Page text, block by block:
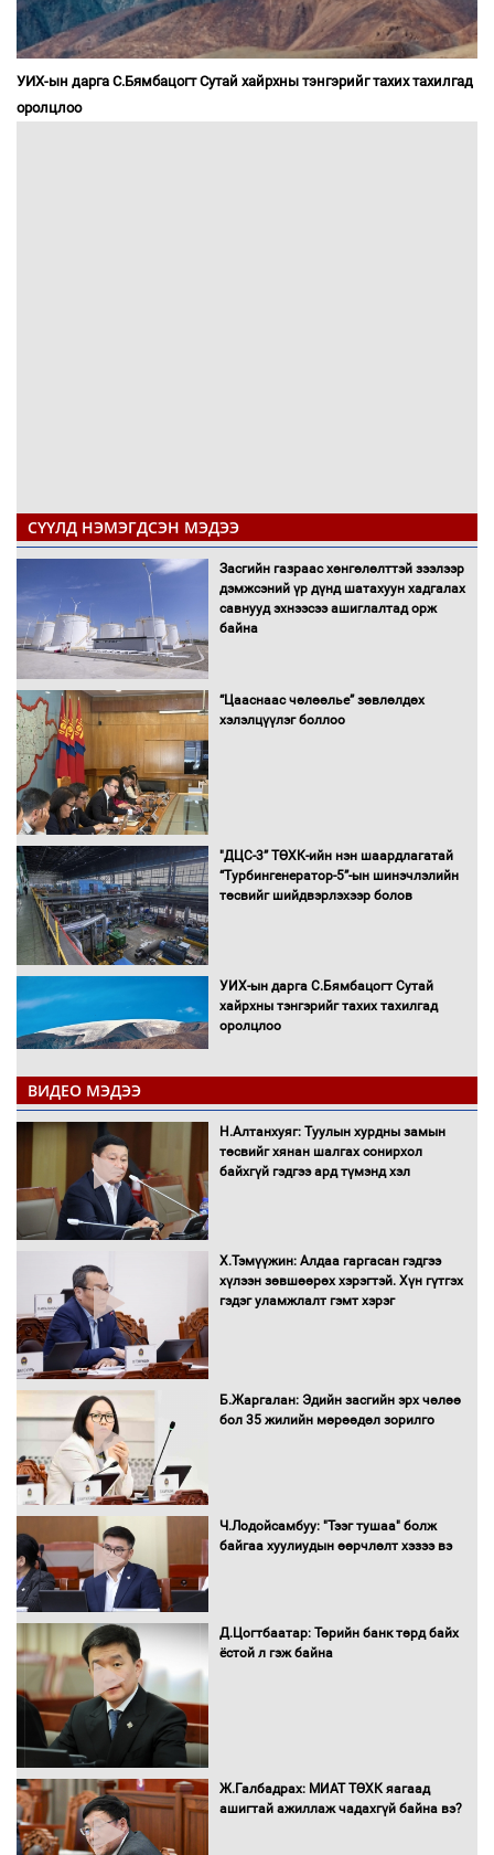
УИХ-ын дарга С.Бямбацогт Сутай хайрхны тэнгэрийг тахих тахилгад
оролцлоо
СҮҮЛД НЭМЭГДСЭН МЭДЭЭ
Засгийн газраас хөнгөлөлттэй зээлээр
дэмжсэний үр дүнд шатахуун хадгалах
савнууд эхнээсээ ашиглалтад орж
байна
“Цааснаас чөлөөлье” зөвлөлдөх
хэлэлцүүлэг боллоо
"ДЦС-3” ТӨХК-ийн нэн шаардлагатай
“Турбингенератор-5”-ын шинэчлэлийн
төсвийг шийдвэрлэхээр болов
УИХ-ын дарга С.Бямбацогт Сутай
хайрхны тэнгэрийг тахих тахилгад
оролцлоо
С.Амарсайхан: Иргэдийг хохироосон
ААН-ийн нуугтмал хөрөнгийг
битүүмжлэнэ
Н.Номтойбаяр: Аймгуудад тулгамдаж
буй асуудлуудыг Засгийн газрын
хуралдаанд танилцуулж,
эрэгтэйчүүдийн волейболын тэмцээнд
оролцож байгаа баг тамирчдад
Автобензин, дизель түлшний онцгой
Нөөцийн махны худалдаа,
ВИДЕО МЭДЭЭ
Н.Алтанхуяг: Туулын хурдны замын
төсвийг хянан шалгах сонирхол
байхгүй гэдгээ ард түмэнд хэл
Х.Тэмүүжин: Алдаа гаргасан гэдгээ
хүлээн зөвшөөрөх хэрэгтэй. Хүн гүтгэх
гэдэг уламжлалт гэмт хэрэг
Б.Жаргалан: Эдийн засгийн эрх чөлөө
бол 35 жилийн мөрөөдөл зорилго
Ч.Лодойсамбуу: "Тээг тушаа" болж
байгаа хуулиудын өөрчлөлт хэзээ вэ
Д.Цогтбаатар: Төрийн банк төрд байх
ёстой л гэж байна
Ж.Галбадрах: МИАТ ТӨХК яагаад
ашигтай ажиллаж чадахгүй байна вэ?